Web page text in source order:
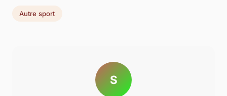
Autre sport
S